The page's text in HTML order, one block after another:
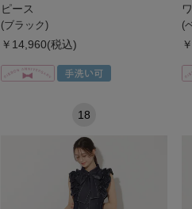
ピース
(ブラック)
￥14,960(税込)
(
18